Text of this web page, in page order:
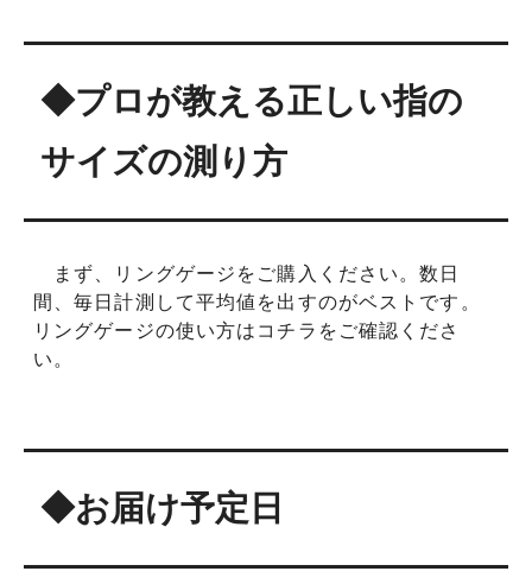
#24.5
#25
#26
#26.5
#28.5
◆プロが教える正しい指の
サイズの測り方
まず、リングゲージをご購入ください。数日
間、毎日計測して平均値を出すのがベストです。
リングゲージの使い方はコチラをご確認くださ
い。
◆お届け予定日